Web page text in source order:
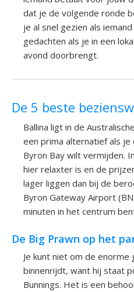
dat je de volgende ronde
je al snel gezien als
gedachten als je in een
avond doorbrengt.
De 5 beste
Ballina ligt in de
een prima alternatief als
Byron Bay wilt vermijden.
hier relaxter is en de
lager liggen dan bij de
Byron Gateway Airport
minuten in het centrum
De Big Prawn op het
Je kunt niet om de enorme
binnenrijdt, want hij staat
Bunnings. Het is een